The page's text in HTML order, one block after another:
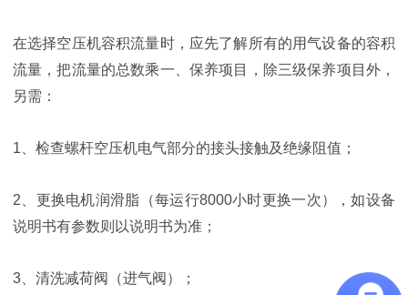
在选择空压机容积流量时，应先了解所有的用气设备的容积
流量，把流量的总数乘一、保养项目，除三级保养项目外，
另需：
1、检查螺杆空压机电气部分的接头接触及绝缘阻值；
2、更换电机润滑脂（每运行8000小时更换一次），如设备
说明书有参数则以说明书为准；
3、清洗减荷阀（进气阀）；